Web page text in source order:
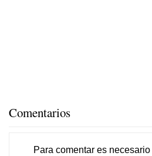
Comentarios
Para comentar es necesario